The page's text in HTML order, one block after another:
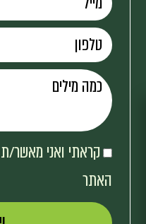
קראתי ואני מאשר/
האתר